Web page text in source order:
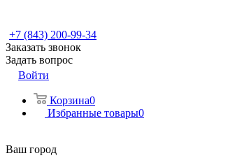
+7 (843) 200-99-34
Заказать звонок
Задать вопрос
Войти
Корзина0
Избранные товары0
Ваш город